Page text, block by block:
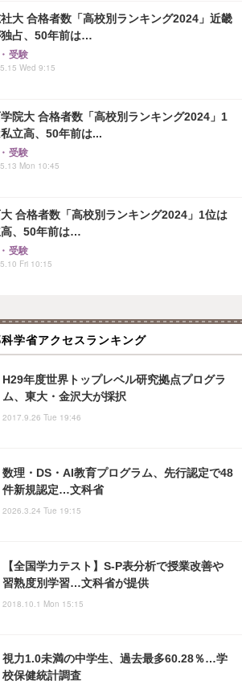
社大 合格者数「高校別ランキング2024」近畿
独占、50年前は…
受験
Wed 9:15
学院大 合格者数「高校別ランキング2024」1
立高、50年前は...
受験
Mon 10:45
大 合格者数「高校別ランキング2024」1位は
、50年前は…
受験
Fri 10:15
学省アクセスランキング
H29年度世界トップレベル研究拠点プログラ
ム、東大・金沢大が採択
2017.9.26 Tue 19:46
数理・DS・AI教育プログラム、先行認定で48
件新規認定…文科省
2026.3.24 Tue 19:15
【全国学力テスト】S-P表分析で授業改善や
習熟度別学習…文科省が提供
2018.10.1 Mon 15:15
視力1.0未満の中学生、過去最多60.28％…学
校保健統計調査